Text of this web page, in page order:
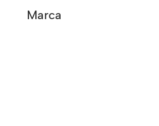
Marca